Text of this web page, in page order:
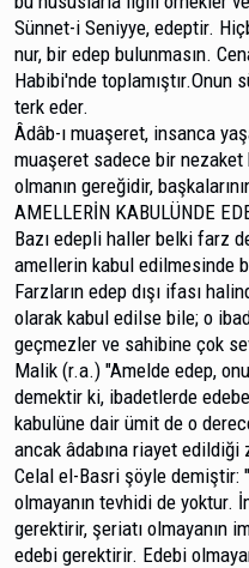
Sünnet-i Seniyye, edeptir.
nur, bir edep bulunmasın.
Habibi'nde
terk eder.
Âdâb-ı muaşeret, insanca
muaşeret sadece bir
olmanın gereğidir,
AMELLERİN KABULÜNDE
Bazı edepli haller belki farz
amellerin kabul edilmesinde
Farzların edep dışı ifası
olarak kabul edilse bile; o
geçmezler ve sahibine çok
Malik (r.a.) "Amelde edep,
demektir ki, ibadetlerde
kabulüne dair ümit de o
ancak âdabına riayet edildiği
Celal el-Basri şöyle demiştir:
olmayanın tevhidi de yoktur.
gerektirir, şeriatı olmayanın
edebi gerektirir. Edebi